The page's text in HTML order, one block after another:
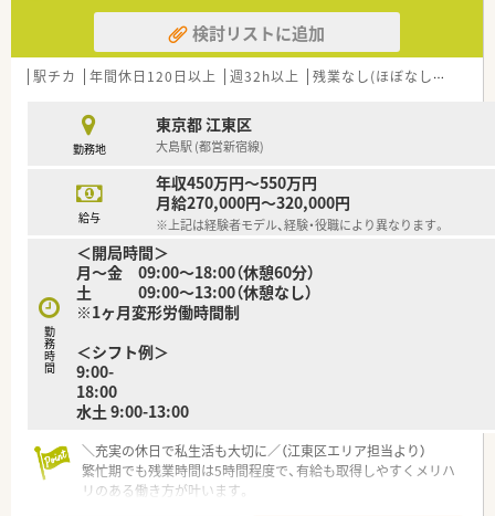
【勤務実態について】
■多くの店舗で月の残業時間は10時間程度に収まっており、ワ
ークライフバランスは良好です。
の希望に合わせた働き方が可能です。
■エリア内にサポート専門の薬剤師が複数名在籍しており、急な
休暇にも対応しやすい体制です。
【こんな方にオススメ】
■多科目の処方箋に触れ、薬剤師としての対応力を総合的に高め
ていきたい方におすすめです。
■年間休日が多く残業も少ないため、プライベートの時間もしっ
かりと確保したい方に最適です。
■大手グループの安定した基盤と充実した福利厚生のもとで、安
心して長く働きたい方です。
検討リストに追加
駅チカ 年間休日120日以上 週32h以上 残業なし(ほぼなし含む)
勤務地
東京都 江東区
大島駅 (都営新宿線)
給与
年収450万円～550万円
月給270,000円～320,000円
※上記は経験者モデル、経験・役職により異なります。
勤
務
時
間
＜開局時間＞
月～金 09:00～18:00（休憩60分）
土 09:00～13:00（休憩なし）
※1ヶ月変形労働時間制
＜シフト
9:00-
水土 9:00-13:00
＼充実の休日で私生活も大切に／（江東区エリア担当より）
繁忙期でも残業時間は5時間程度で、有給も取得しやすくメリハ
リのある働き方が叶います。